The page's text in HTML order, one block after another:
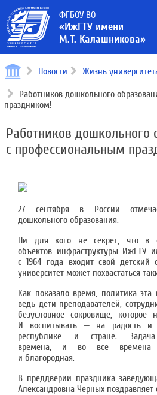
ФГБОУ ВО
«ИжГТУ имени
М.Т. Калашникова»
Новости Жизнь
Работников дошкольного
праздником!
Работников дошкольного
с профессиональным
27 сентября в России
дошкольного образования.
Ни для кого не секрет, что в
объектов инфраструктуры ИжГТУ
с 1964 года входит свой
университет может похвастаться
Как показало время, политика
ведь дети преподавателей,
безусловное сокровище, которое
И воспитывать — на радость и
республике и стране.
времена, и во все времена
и благородная.
В преддверии праздника
Александровна Черных поздравляет